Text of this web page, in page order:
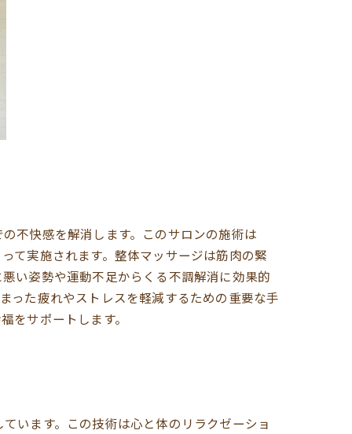
不快感を解消します。このサロンの施術は
て実施されます。整体マッサージは筋肉の緊
い姿勢や運動不足からくる不調解消に効果的
った疲れやストレスを軽減するための重要な手
をサポートします。
います。この技術は心と体のリラクゼーショ